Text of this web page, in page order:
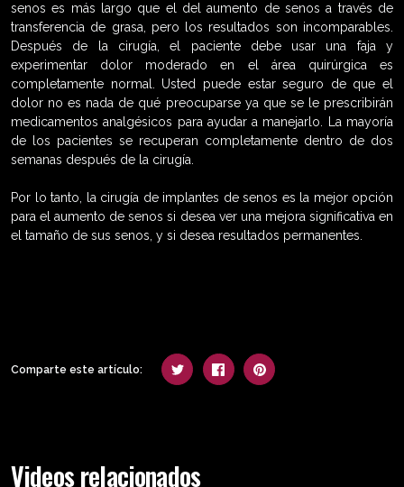
senos es más largo que el del aumento de senos a través de
transferencia de grasa, pero los resultados son incomparables.
Después de la cirugía, el paciente debe usar una faja y
experimentar dolor moderado en el área quirúrgica es
completamente normal. Usted puede estar seguro de que el
dolor no es nada de qué preocuparse ya que se le prescribirán
medicamentos analgésicos para ayudar a manejarlo. La mayoría
de los pacientes se recuperan completamente dentro de dos
semanas después de la cirugía.
Por lo tanto, la cirugía de implantes de senos es la mejor opción
para el aumento de senos si desea ver una mejora significativa en
el tamaño de sus senos, y si desea resultados permanentes.
Comparte este artículo:
Videos relacionados